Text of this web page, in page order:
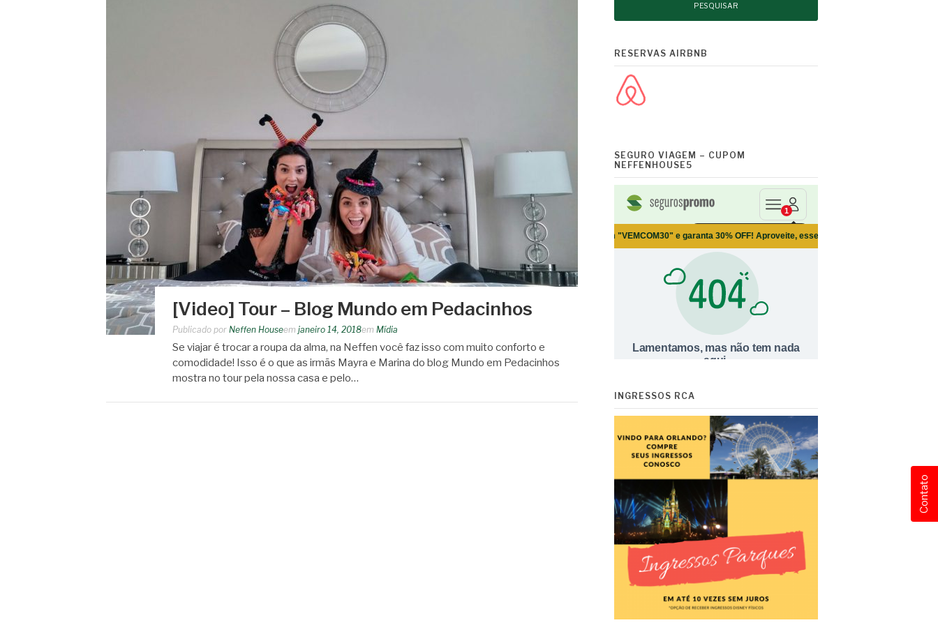
[Video] Tour – Blog Mundo em Pedacinhos
Publicado por Neffen Houseem janeiro 14, 2018em Mídia
Se viajar é trocar a roupa da alma, na Neffen você faz isso com muito conforto e
comodidade! Isso é o que as irmãs Mayra e Marina do blog Mundo em Pedacinhos
mostra no tour pela nossa casa e pelo…
RESERVAS AIRBNB
SEGURO VIAGEM – CUPOM
NEFFENHOUSE5
INGRESSOS RCA
Contato